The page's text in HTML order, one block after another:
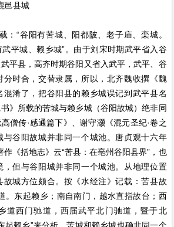
邑县城
：“谷阳有苦城、阳都陂、老子庙、栾城。
平城、赖乡城”。由于刘宋时期武平省入谷
平县，高齐时期谷阳又省入武平，武平、谷
分时合，交替隶属，所以，北齐魏收撰《魏
混淆了，把谷阳县的赖乡城误记到武平县名
》所载的苦城与赖乡城（谷阳故城）绝非同
僧传·感通篇下》、谢守灏《混元圣纪·卷之
与谷阳故城并非同一个城池。唐贞观十六年
《括地志》云“苦县：在亳州谷阳县界”，也
，但与谷阳城并非同一个城池。从地理位置
故城方位颇合。按《水经注》记载：苦县故
。东起赖乡；南自南门，越水直指故台；西
道西门驰道，西届武平北门驰道，暨于北